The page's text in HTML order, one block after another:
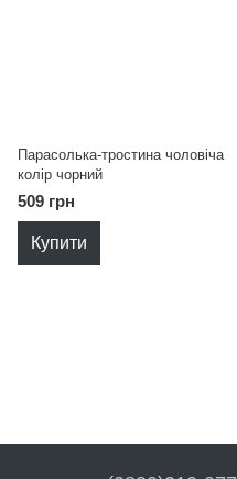
Парасолька-тростина чоловіча
колір чорний
509 грн
Купити